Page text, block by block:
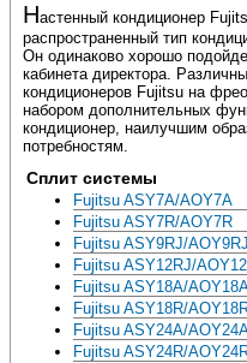
Настенный кондиционер
распространенный тип
Он одинаково хорошо
кабинета директора.
кондиционеров Fujitsu на
набором дополнительных
кондиционер, наилучшим
потребностям.
Сплит системы
Fujitsu ASY7A/AOY7A
Fujitsu ASY7R/AOY7R
Fujitsu ASY9RJ/
Fujitsu ASY12RJ/
Fujitsu ASY18A/
Fujitsu ASY18R/
Fujitsu ASY24A/
Fujitsu ASY24R/